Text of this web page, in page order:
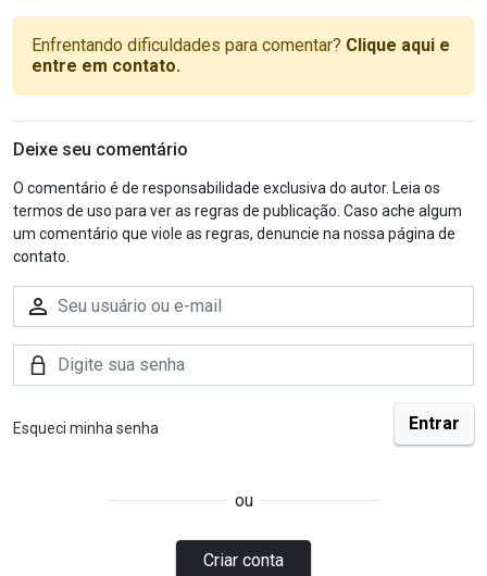
Enfrentando dificuldades para comentar? Clique aqui e
entre em contato.
Deixe seu comentário
O comentário é de responsabilidade exclusiva do autor. Leia os
termos de uso para ver as regras de publicação. Caso ache algum
um comentário que viole as regras, denuncie na nossa página de
contato.
Esqueci minha senha
ou
Criar conta